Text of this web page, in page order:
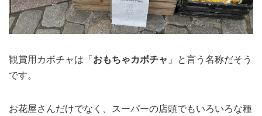
観賞用カボチャは「おもちゃカボチャ 」と言う名称だそう
です。
お花屋さんだけでなく、スーパーの店頭でもいろいろな種